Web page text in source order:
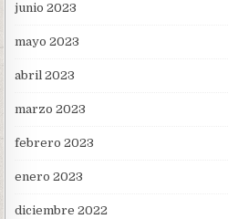
junio 2023
mayo 2023
abril 2023
marzo 2023
febrero 2023
enero 2023
diciembre 2022